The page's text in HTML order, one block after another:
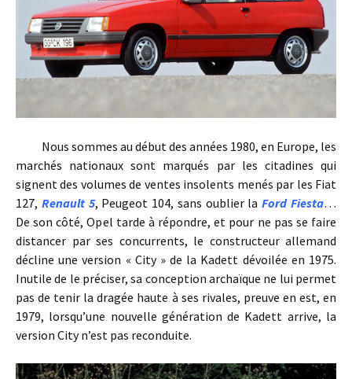
Nous sommes au début des années 1980, en Europe, les
marchés nationaux sont marqués par les citadines qui
signent des volumes de ventes insolents menés par les Fiat
127, Renault 5, Peugeot 104, sans oublier laFord Fiesta…
De son côté, Opel tarde à répondre, et pour ne pas se faire
distancer par ses concurrents, le constructeur allemand
décline une version « City » de la Kadett dévoilée en 1975.
Inutile de le préciser, sa conception archaïque ne lui permet
pas de tenir la dragée haute à ses rivales, preuve en est, en
1979, lorsqu’une nouvelle génération de Kadett arrive, la
version City n’est pas reconduite.